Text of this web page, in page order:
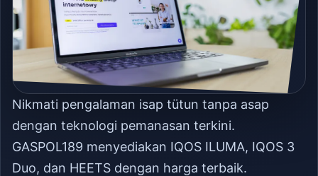
Nikmati pengalaman isap tütun tanpa asap
dengan teknologi pemanasan terkini.
GASPOL189 menyediakan IQOS ILUMA, IQOS 3
Duo, dan HEETS dengan harga terbaik.